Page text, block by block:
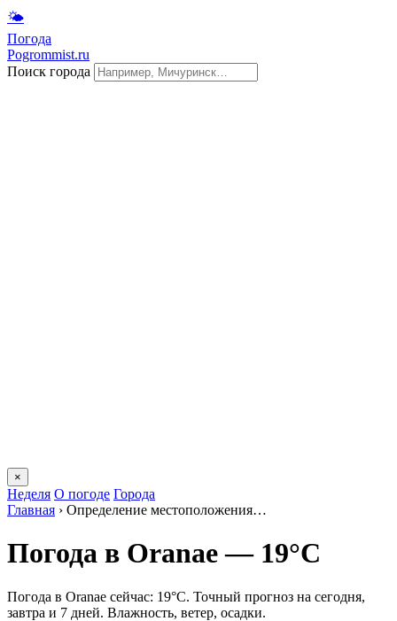
🌤
Погода
Pogrommist.ru
Поиск города
×
Неделя О погоде Города
Главная › Определение местоположения…
Погода в Oranaе — 19°C
Погода в Oranaе сейчас: 19°C. Точный прогноз на сегодня,
завтра и 7 дней. Влажность, ветер, осадки.